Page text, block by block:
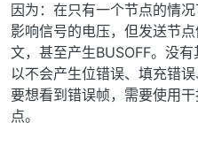
因为：在只有一个节点的情
影响信号的电压，但发送节
文，甚至产生BUSOFF。没
以不会产生位错误、填充错误
要想看到错误帧，需要使用
点。